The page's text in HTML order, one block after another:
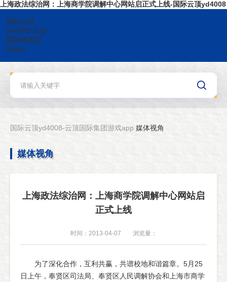
上海政法综治网：上海商学院调解中心网站启正式上线-国际云顶yd4008
国际云顶
yd4008-云顶
国际集团游
戏app
国际云顶yd4008-云顶国际集团游戏app 媒体视角
媒体视角
上海政法综治网：上海商学院调解中心网站启
正式上线
时间：2013-04-07 浏览量：
为了深化合作，互利共赢，共谱校地和谐篇章。5月25
日上午，奉贤区司法局、奉贤区人民调解协会和上海市商学